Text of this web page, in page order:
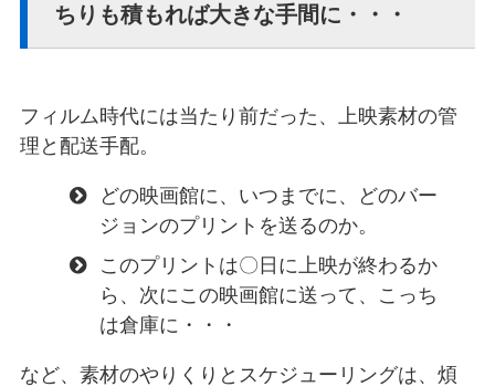
ちりも積もれば大きな手間に・・・
フィルム時代には当たり前だった、上映素材の管
理と配送手配。
どの映画館に、いつまでに、どのバー
ジョンのプリントを送るのか。
このプリントは〇日に上映が終わるか
ら、次にこの映画館に送って、こっち
は倉庫に・・・
など、素材のやりくりとスケジューリングは、煩